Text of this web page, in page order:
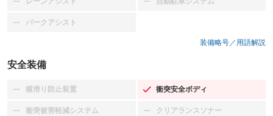
：装備なし ：装備なし
パークアシスト
：装備なし
装備略号／用語解説
安全装備
横滑り防止装置
：装備なし 衝突安全ボディ
：装備あり
衝突被害軽減システム
：装備なし クリアランスソナー
：装備なし